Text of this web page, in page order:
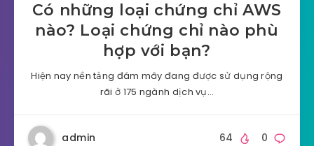
Có những loại chứng chỉ AWS
nào? Loại chứng chỉ nào phù
hợp với bạn?
Hiện nay nền tảng đám mây đang được sử dụng rộng
rãi ở 175 ngành dịch vụ…
admin 0
64